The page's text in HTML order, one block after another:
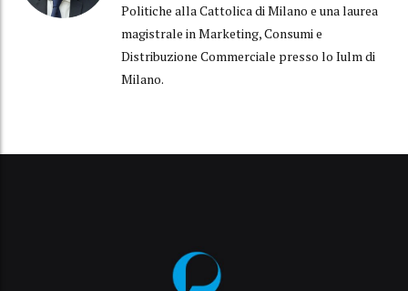
Politiche alla Cattolica di Milano e una laurea
magistrale in Marketing, Consumi e
Distribuzione Commerciale presso lo Iulm di
Milano.